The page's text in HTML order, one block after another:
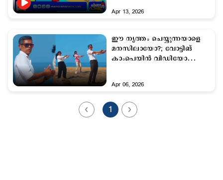
Apr 13, 2026
ഈ നൃത്തം ചെയ്യുന്നയാളെ
മനസിലായോ?; വോട്ടിങ്
കാംപെയിന്‍ വിഡിയോ
Apr 06, 2026
1